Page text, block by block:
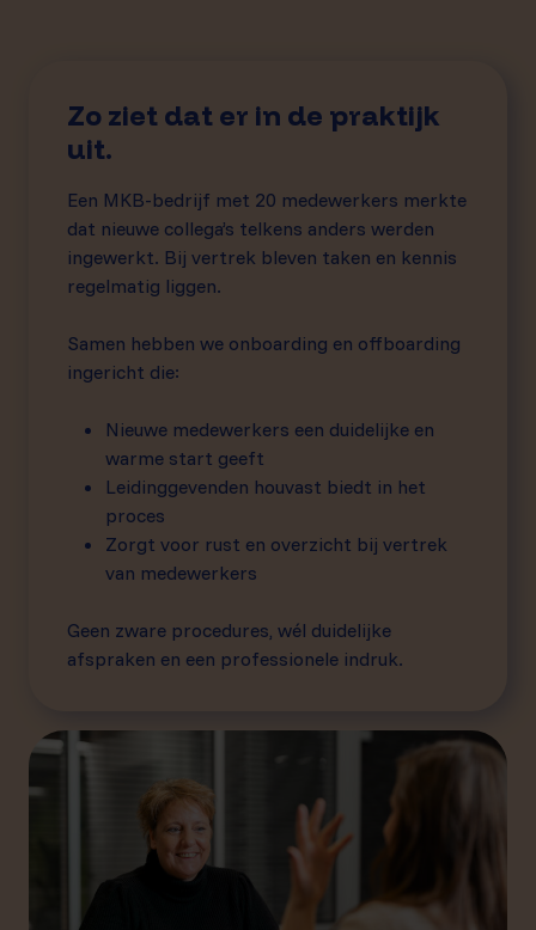
Zo ziet dat er in de praktijk
uit.
Een MKB-bedrijf met 20 medewerkers merkte
dat nieuwe collega’s telkens anders werden
ingewerkt. Bij vertrek bleven taken en kennis
regelmatig liggen.
Samen hebben we onboarding en offboarding
ingericht die:
Nieuwe medewerkers een duidelijke en
warme start geeft
Leidinggevenden houvast biedt in het
proces
Zorgt voor rust en overzicht bij vertrek
van medewerkers
Geen zware procedures, wél duidelijke
afspraken en een professionele indruk.